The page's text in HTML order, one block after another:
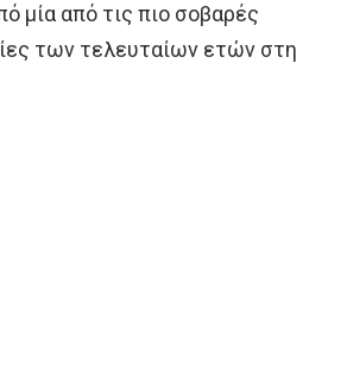
μία από τις πιο σοβαρές
των τελευταίων ετών στη